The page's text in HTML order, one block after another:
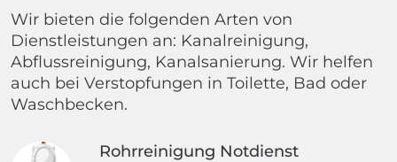
Wir bieten die folgenden Arten von
Dienstleistungen an: Kanalreinigung,
Abflussreinigung, Kanalsanierung. Wir helfen
auch bei Verstopfungen in Toilette, Bad oder
Waschbecken.
Rohrreinigung Notdienst